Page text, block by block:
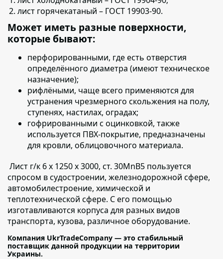
лист горячекатаный – ГОСТ 19903-90.
Может иметь разные поверхности,
которые бывают:
перфорированными, где есть отверстия
определённого диаметра (имеют техническое
назначение);
рифлёными, чаще всего применяются для
устранения чрезмерного скольжения на полу,
ступенях, настилах, оградах;
гофрированными с оцинковкой, также
используется ПВХ-покрытие, предназначены
для кровли, облицовочного материала.
Лист г/к 6 х 1250 х 3000, cт. 30MnB5 пользуется
спросом в судостроении, железнодорожной сфере,
автомобилестроение, химической и
теплотехнической сфере. С его помощью
изготавливаются корпуса для разных видов
транспорта, кузова, различное оборудование.
Компания UkrTradeCompany — это стабильный
поставщик данной продукции на территории
Украины.